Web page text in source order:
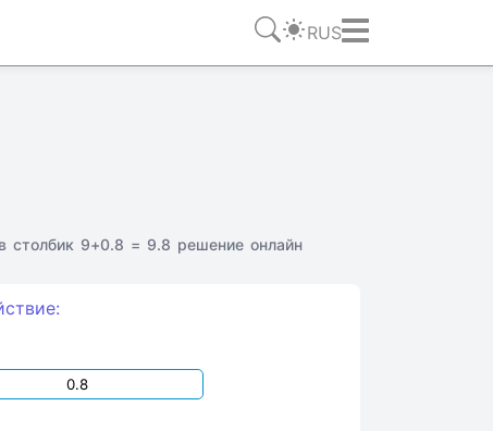
RUS
столбик 9+0.8 = 9.8 решение онлайн